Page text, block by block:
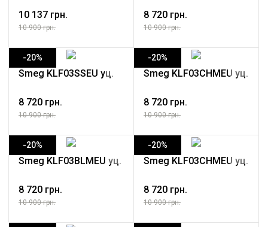
10 137 грн.
10 900 грн.
8 720 грн.
10 900 грн.
-20%
Smeg KLF03SSEU уц.
8 720 грн.
10 900 грн.
-20%
Smeg KLF03CHMEU уц.
8 720 грн.
10 900 грн.
-20%
Smeg KLF03BLMEU уц.
8 720 грн.
10 900 грн.
-20%
Smeg KLF03CHMEU уц.
8 720 грн.
10 900 грн.